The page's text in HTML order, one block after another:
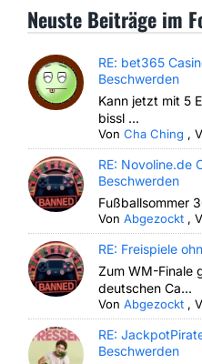
Neuste Beiträge im
RE: bet365
Beschwerden
Kann jetzt mit 5
bissl ...
VonCha Ching ,
RE: Novoline.de
Beschwerden
Fußballsommer
VonAbgezockt ,
RE: Freispiele
Zum WM-Finale
deutschen Ca...
VonAbgezockt ,
RE:
Beschwerden